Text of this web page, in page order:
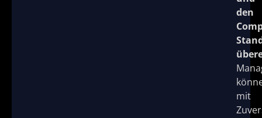
den
mit